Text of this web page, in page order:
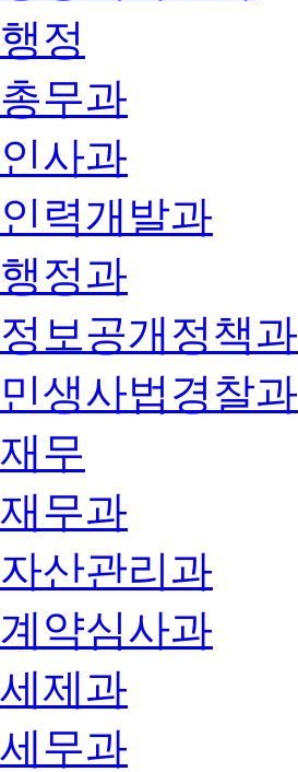
행정
총무과
인사과
인력개발과
행정과
정보공개정책과
민생사법경찰과
재무
재무과
자산관리과
계약심사과
세제과
세무과